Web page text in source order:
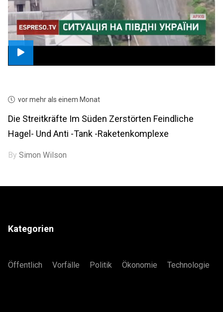
vor mehr als einem Monat
Die Streitkräfte Im Süden Zerstörten Feindliche
Hagel- Und Anti -Tank -Raketenkomplexe
BySimon Wilson
Kategorien
Öffentlich Vorfälle Politik Ökonomie Technologie